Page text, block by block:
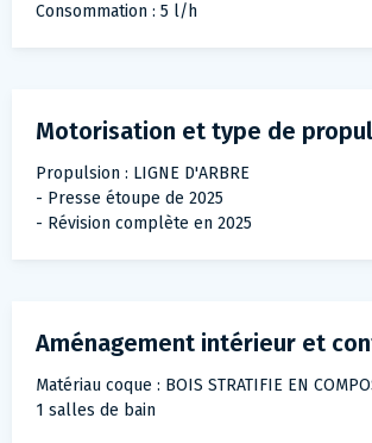
Consommation : 5 l/h
Motorisation et type de
Propulsion : LIGNE D'ARBRE
- Presse étoupe de 2025
- Révision complète en 2025
Aménagement intérieur et
Matériau coque : BOIS STRATIFIE EN
1 salles de bain